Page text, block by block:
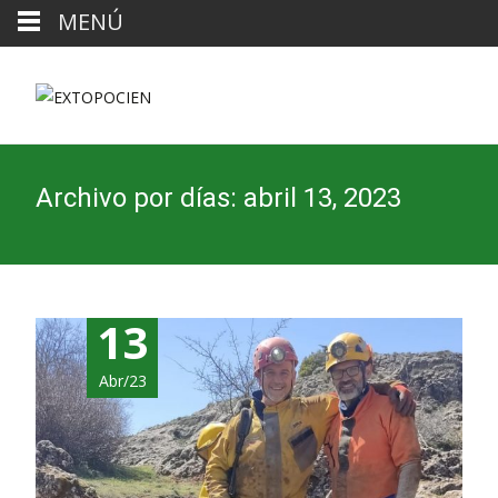
Archivo por días: abril 13, 2023
13
Abr/23
MENÚ